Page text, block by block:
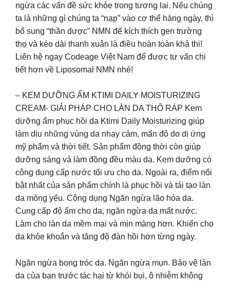
ngừa các vấn đề sức khỏe trong tương lai. Nếu chúng
ta là những gì chúng ta “nạp” vào cơ thể hàng ngày, thì
bổ sung “thần dược” NMN để kích thích gen trường
thọ và kéo dài thanh xuân là điều hoàn toàn khả thi!
Liên hệ ngay Codeage Việt Nam để được tư vấn chi
tiết hơn về Liposomal NMN nhé!
– KEM DƯỠNG ẨM KTIMI DAILY MOISTURIZING
CREAM- GIẢI PHÁP CHO LÀN DA THÔ RÁP Kem
dưỡng ẩm phục hồi da Ktimi Daily Moisturizing giúp
làm dịu những vùng da nhạy cảm, mẩn đỏ do dị ứng
mỹ phẩm và thời tiết. Sản phẩm đồng thời còn giúp
dưỡng sáng và làm đồng đều màu da. Kem dưỡng có
công dụng cấp nước tối ưu cho da. Ngoài ra, điểm nổi
bật nhất của sản phẩm chính là phục hồi và tái tạo làn
da mỏng yếu. Công dụng Ngăn ngừa lão hóa da.
Cung cấp độ ẩm cho da, ngăn ngừa da mất nước.
Làm cho làn da mềm mại và mịn màng hơn. Khiến cho
da khỏe khoắn và tăng độ đàn hồi hơn từng ngày.
Ngăn ngừa bong tróc da. Ngăn ngừa mụn. Bảo vệ làn
da của bạn trước tác hại từ khói bụi, ô nhiễm không